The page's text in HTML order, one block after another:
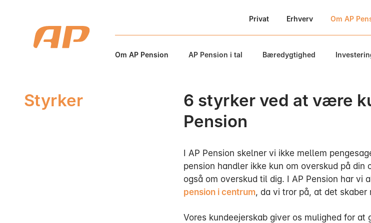
Privat Erhverv Om AP
Om AP Pension AP Pension i tal Bæredygtighed
Styrker
6 styrker ved at være
Pension
I AP Pension skelner vi ikke mellem
pension handler ikke kun om overskud på din
også om overskud til dig. I AP Pension har vi
pension i centrum, da vi tror på, at det
Vores kundeejerskab giver os mulighed for at